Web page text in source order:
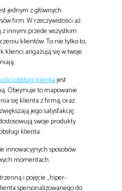
jednym z głównych
firm. W rzeczywistości aż
innymi przede wszystkim
klientów. To nie tylko to,
klienci angażują się w twoje
obsługi klientajest
Obejmuje to mapowanie
się klienta z firmą, oraz
jego satysfakcję.
swoje produkty
klienta.
innowacyjnych sposobów
momentach.
i pojęcie „hiper-
spersonalizowanego do